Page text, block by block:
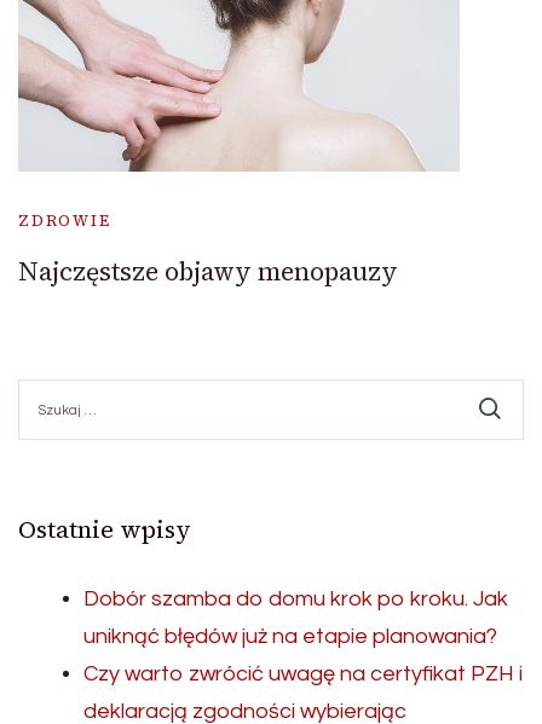
ZDROWIE
Najczęstsze objawy menopauzy
Ostatnie wpisy
Dobór szamba do domu krok po kroku. Jak
uniknąć błędów już na etapie planowania?
Czy warto zwrócić uwagę na certyfikat PZH i
deklaracją zgodności wybierając